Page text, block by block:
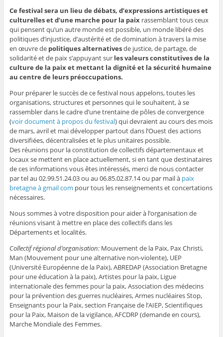
Ce festival sera un lieu de débats, d’expressions artistiques et
culturelles et d’une marche pour la paixrassemblant tous ceux
qui pensent qu’un autre monde est possible, un monde libéré des
politiques d’injustice, d’austérité et de domination à travers la mise
en œuvre de politiques alternativesde justice, de partage, de
solidarité et de paix s’appuyant sur les valeurs constitutives de la
culture de la paix et mettant la dignité et la sécurité humaine
au centre de leurs préoccupations.
Pour préparer le succès de ce festival nous appelons, toutes les
organisations, structures et personnes qui le souhaitent, à se
rassembler dans le cadre d’une trentaine de pôles de convergence
(voir document à propos du festival) qui devraient au cours des mois
de mars, avril et mai développer partout dans l’Ouest des actions
diversifiées, décentralisées et le plus unitaires possible.
Des réunions pour la constitution de collectifs départementaux et
locaux se mettent en place actuellement, si en tant que destinataires
de ces informations vous êtes intéressés, merci de nous contacter
par tel au 02.99.51.24.03 ou au 06.85.02.87.14 ou par mail à paix
bretagne à gmail com pour tous les renseignements et concertations
nécessaires.
Nous sommes à votre disposition pour aider à l’organisation de
réunions visant à mettre en place des collectifs dans les
Départements et localités.
Collectif régional d’organisation:Mouvement de la Paix, Pax Christi,
Man (Mouvement pour une alternative non-violente), UEP
(Université Européenne de la Paix), ABREDAP (Association Bretagne
pour une éducation à la paix), Artistes pour la paix, Ligue
internationale des femmes pour la paix, Association des médecins
pour la prévention des guerres nucléaires, Armes nucléaires Stop,
Enseignants pour la Paix, section Française de l’AIEP, Scientifiques
pour la Paix, Maison de la vigilance, AFCDRP (demande en cours),
Marche Mondiale des Femmes.